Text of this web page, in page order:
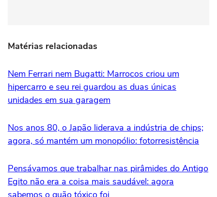
Matérias relacionadas
Nem Ferrari nem Bugatti: Marrocos criou um
hipercarro e seu rei guardou as duas únicas
unidades em sua garagem
Nos anos 80, o Japão liderava a indústria de chips;
agora, só mantém um monopólio: fotorresistência
Pensávamos que trabalhar nas pirâmides do Antigo
Egito não era a coisa mais saudável: agora
sabemos o quão tóxico foi